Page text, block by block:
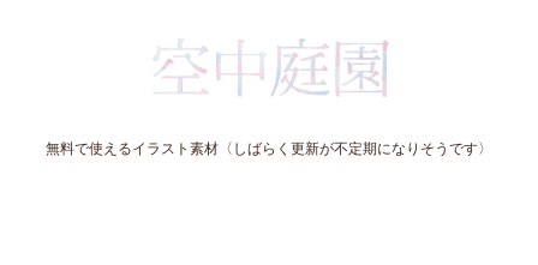
無料で使えるイラスト素材〈しばらく更新が不定期になりそうです〉